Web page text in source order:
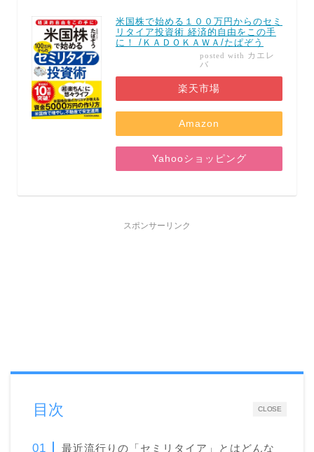
米国株で始める１００万円からのセミ
リタイア投資術 経済的自由をこの手
に！ /ＫＡＤＯＫＡＷＡ/たぱぞう
posted with カエレ
バ
楽天市場
Amazon
Yahooショッピング
スポンサーリンク
CLOSE
目次
最近流行りの「セミリタイア」とはどんな